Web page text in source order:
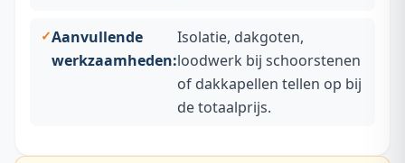
Aanvullende
werkzaamheden:
Isolatie, dakgoten,
loodwerk bij schoorstenen
of dakkapellen tellen op bij
de totaalprijs.